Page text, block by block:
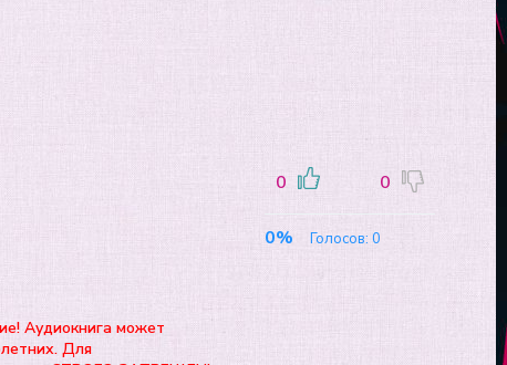
Аудиокнига может
Для
0 0
0% Голосов: 0